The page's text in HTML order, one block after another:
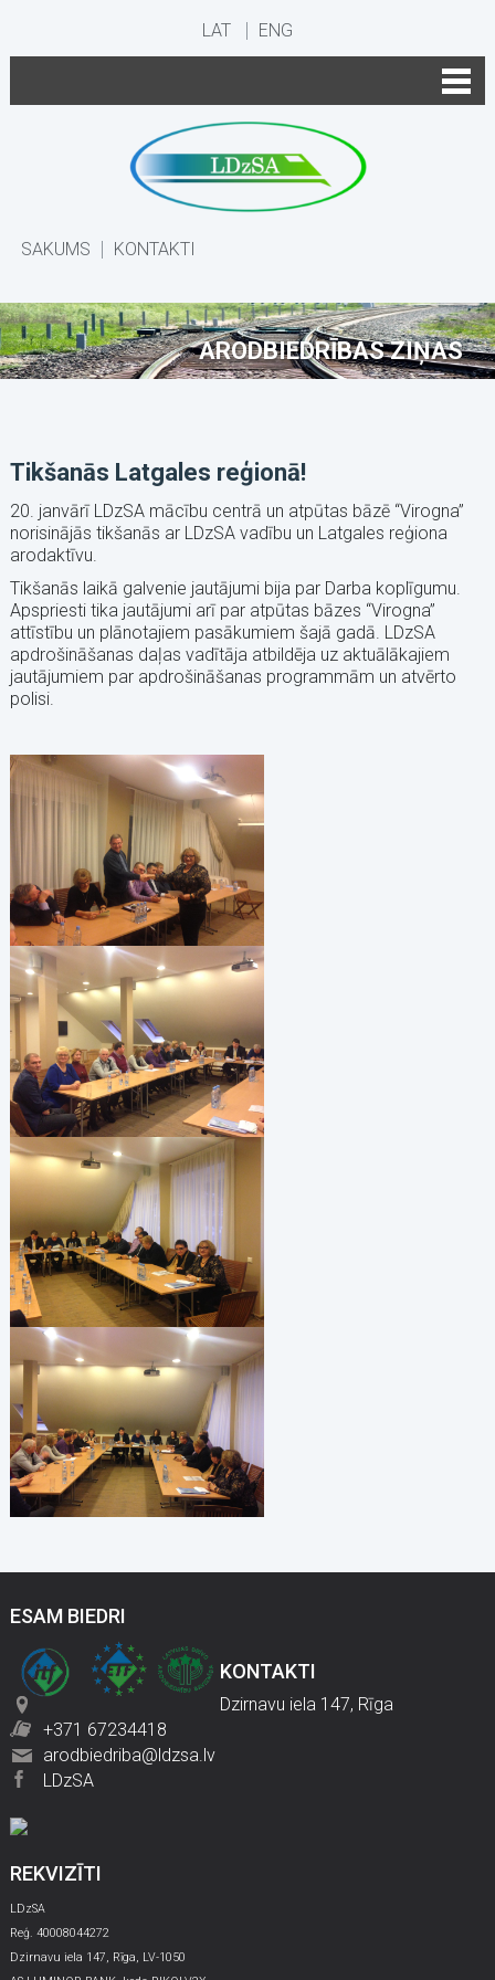
LAT ENG
SĀKUMS KONTAKTI
ARODBIEDRĪBAS ZIŅAS
Tikšanās Latgales reģionā!
20. janvārī LDzSA mācību centrā un atpūtas bāzē “Virogna”
norisinājās tikšanās ar LDzSA vadību un Latgales reģiona
arodaktīvu.
Tikšanās laikā galvenie jautājumi bija par Darba koplīgumu.
Apspriesti tika jautājumi arī par atpūtas bāzes “Virogna”
attīstību un plānotajiem pasākumiem šajā gadā. LDzSA
apdrošināšanas daļas vadītāja atbildēja uz aktuālākajiem
jautājumiem par apdrošināšanas programmām un atvērto
polisi.
ESAM BIEDRI
KONTAKTI
Dzirnavu iela 147, Rīga
+371 67234418
arodbiedriba@ldzsa.lv
LDzSA
REKVIZĪTI
LDzSA
Reģ. 40008044272
Dzirnavu iela 147, Rīga, LV-1050